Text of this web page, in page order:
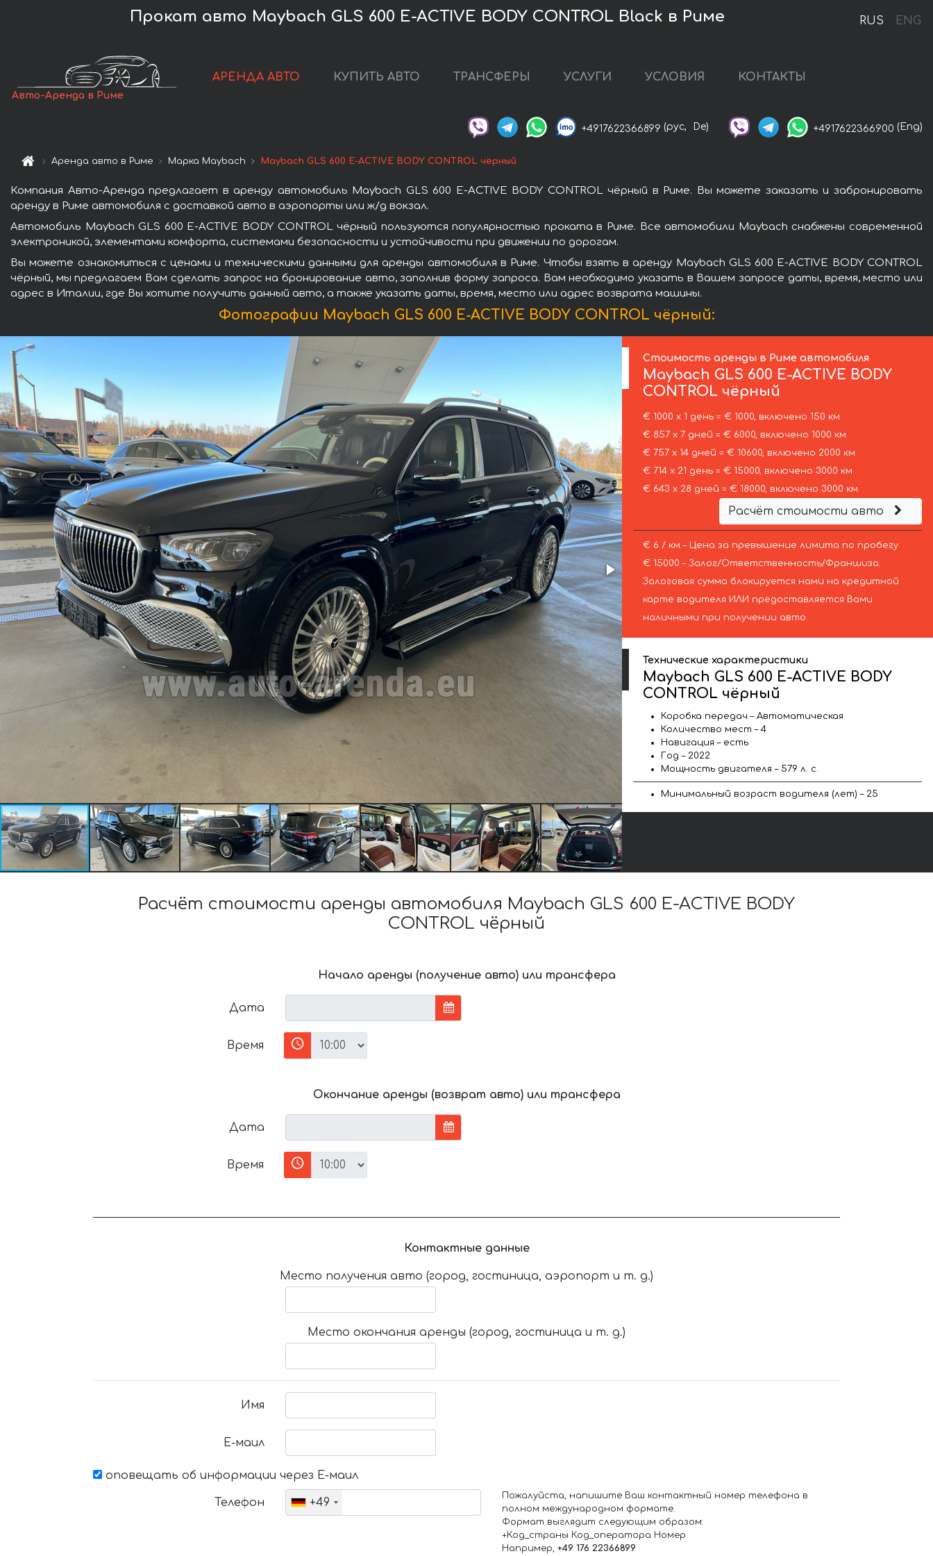
RUS ENG
Прокат авто Maybach GLS 600 E-ACTIVE BODY CONTROL Black в Риме
Авто-Аренда в Риме
АРЕНДА АВТО КУПИТЬ АВТО ТРАНСФЕРЫ УСЛУГИ УСЛОВИЯ КОНТАКТЫ
+4917622366899 (рус, De) +4917622366900 (Eng)
Аренда авто в Риме Марка Maybach Maybach GLS 600 E-ACTIVE BODY CONTROL чёрный
Компания Авто-Аренда предлагает в аренду автомобиль Maybach GLS 600 E-ACTIVE BODY CONTROL чёрный в Риме. Вы можете заказать и забронировать
аренду в Риме автомобиля с доставкой авто в аэропорты или ж/д вокзал.
Автомобиль Maybach GLS 600 E-ACTIVE BODY CONTROL чёрный пользуются популярностью проката в Риме. Все автомобили Maybach снабжены современной
электроникой, элементами комфорта, системами безопасности и устойчивости при движении по дорогам.
Вы можете ознакомиться с ценами и техническими данными для аренды автомобиля в Риме. Чтобы взять в аренду Maybach GLS 600 E-ACTIVE BODY CONTROL
чёрный, мы предлагаем Вам сделать запрос на бронирование авто, заполнив форму запроса. Вам необходимо указать в Вашем запросе даты, время, место или
адрес в Италии, где Вы хотите получить данный авто, а также указать даты, время, место или адрес возврата машины.
Фотографии Maybach GLS 600 E-ACTIVE BODY CONTROL чёрный:
Стоимость аренды в Риме автомобиля
Maybach GLS 600 E-ACTIVE BODY
CONTROL чёрный
€ 1000 х 1 день = € 1000, включено 150 км
€ 857 х 7 дней = € 6000, включено 1000 км
€ 757 х 14 дней = € 10600, включено 2000 км
€ 714 х 21 день = € 15000, включено 3000 км
€ 643 х 28 дней = € 18000, включено 3000 км
Расчёт стоимости авто
€ 6 / км – Цена за превышение лимита по пробегу
€ 15000 – Залог/Ответственность/Франшиза.
Залоговая сумма блокируется нами на кредитной
карте водителя ИЛИ предоставляется Вами
наличными при получении авто.
Технические характеристики
Maybach GLS 600 E-ACTIVE BODY
CONTROL чёрный
Коробка передач – Автоматическая
Количество мест – 4
Навигация – есть
Год – 2022
Мощность двигателя – 579 л. с.
Минимальный возраст водителя (лет) – 25
Расчёт стоимости аренды автомобиля Maybach GLS 600 E-ACTIVE BODY
CONTROL чёрный
Начало аренды (получение авто) или трансфера
Дата
Время
Окончание аренды (возврат авто) или трансфера
Дата
Время
Контактные данные
Место получения авто (город, гостиница, аэропорт и т. д.)
Место окончания аренды (город, гостиница и т. д.)
Имя
Е-маил
оповещать об информации через Е-маил
Телефон +49
Пожалуйста, напишите Ваш контактный номер телефона в
полном международном формате.
Формат выглядит следующим образом:
+Код_страны Код_оператора Номер
Например, +49 176 22366899